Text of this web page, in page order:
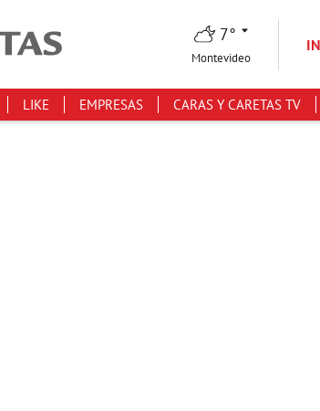
7°
Montevideo
LIKE EMPRESAS CARAS Y CARETAS TV